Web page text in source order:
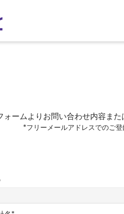
ォームよりお問い合わせ内容ま
*フリーメールアドレスでのご